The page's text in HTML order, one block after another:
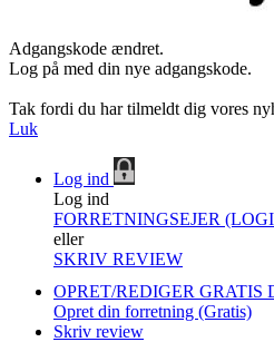
Adgangskode ændret.
Log på med din nye adgangskode.
Tak fordi du har tilmeldt dig vores
Luk
Log ind
Log ind
FORRETNINGSEJER
eller
SKRIV REVIEW
OPRET/REDIGER GRATIS
Opret din forretning (Gratis)
Skriv review